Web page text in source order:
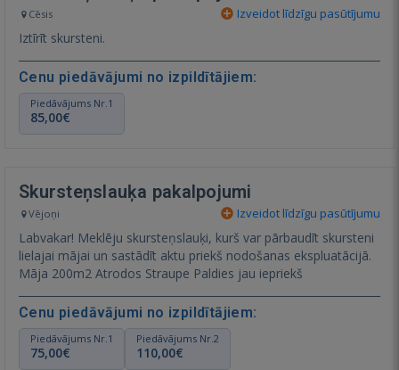
Cēsis Izveidot līdzīgu pasūtījumu
Iztīrīt skursteni.
Cenu piedāvājumi no izpildītājiem:
Piedāvājums Nr.1
85,00€
Skursteņslauķa pakalpojumi
Vējoņi Izveidot līdzīgu pasūtījumu
Labvakar! Meklēju skursteņslauķi, kurš var pārbaudīt skursteni
lielajai mājai un sastādīt aktu priekš nodošanas ekspluatācijā.
Māja 200m2 Atrodos Straupe Paldies jau iepriekš
Cenu piedāvājumi no izpildītājiem:
Piedāvājums Nr.1
75,00€
Piedāvājums Nr.2
110,00€